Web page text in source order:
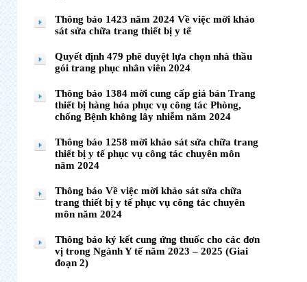
Thông báo 1423 năm 2024 Về việc mời khảo
sát sửa chữa trang thiết bị y tế
Quyết định 479 phê duyệt lựa chọn nhà thầu
gói trang phục nhân viên 2024
Thông báo 1384 mời cung cấp giá bán Trang
thiết bị hàng hóa phục vụ công tác Phòng,
chống Bệnh không lây nhiễm năm 2024
Thông báo 1258 mời khảo sát sửa chữa trang
thiết bị y tế phục vụ công tác chuyên môn
năm 2024
Thông báo Về việc mời khảo sát sửa chữa
trang thiết bị y tế phục vụ công tác chuyên
môn năm 2024
Thông báo ký kết cung ứng thuốc cho các đơn
vị trong Ngành Y tế năm 2023 – 2025 (Giai
đoạn 2)